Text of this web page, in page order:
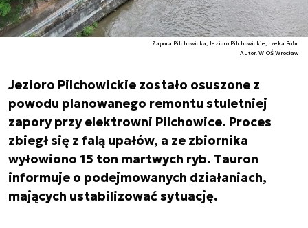
Zapora Pilchowicka, Jezioro Pilchowickie, rzeka Bóbr
Autor. WIOŚ Wrocław
Jezioro Pilchowickie zostało osuszone z
powodu planowanego remontu stuletniej
zapory przy elektrowni Pilchowice. Proces
zbiegł się z falą upałów, a ze zbiornika
wyłowiono 15 ton martwych ryb. Tauron
informuje o podejmowanych działaniach,
mających ustabilizować sytuację.